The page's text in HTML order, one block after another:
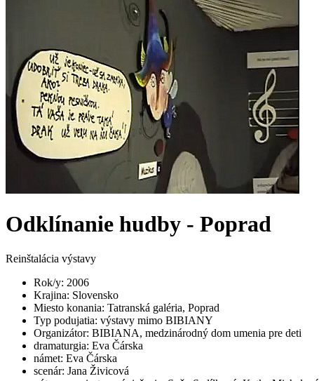
Odklínanie hudby - Poprad
Reinštalácia výstavy
Rok/y: 2006
Krajina: Slovensko
Miesto konania: Tatranská galéria, Poprad
Typ podujatia: výstavy mimo BIBIANY
Organizátor: BIBIANA, medzinárodný dom umenia pre deti
dramaturgia: Eva Čárska
námet: Eva Čárska
scenár: Jana Živicová